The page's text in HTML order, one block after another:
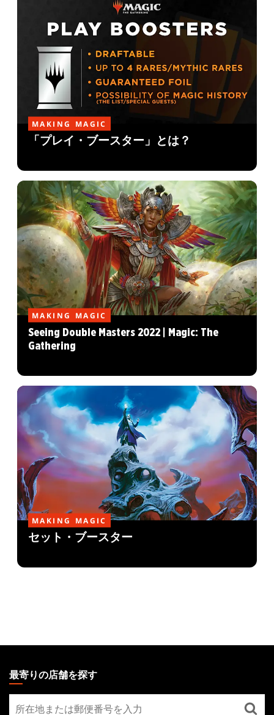
MAKING MAGIC
「プレイ・ブースター」とは？
MAKING MAGIC
Seeing Double Masters 2022 | Magic: The
Gathering
MAKING MAGIC
セット・ブースター
THE
GATHERING
FOOTER
最寄りの店舗を探す